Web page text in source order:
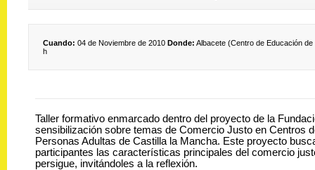
Cuando: 04 de Noviembre de 2010 Donde: Albacete (Centro de Educación
h
Taller formativo enmarcado dentro del proyecto de la
sensibilización sobre temas de Comercio Justo en Centros
Personas Adultas de Castilla la Mancha. Este proyecto
participantes las características principales del comercio
persigue, invitándoles a la reflexión.